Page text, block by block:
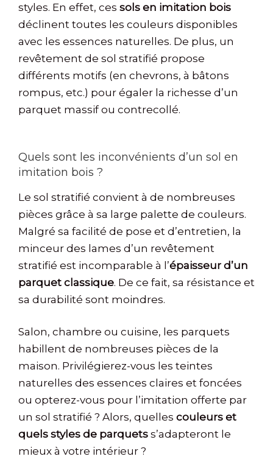
styles. En effet, ces sols en imitation bois
déclinent toutes les couleurs disponibles
avec les essences naturelles. De plus, un
revêtement de sol stratifié propose
différents motifs (en chevrons, à bâtons
rompus, etc.) pour égaler la richesse d’un
parquet massif ou contrecollé.
Quels sont les inconvénients d’un sol en
imitation bois ?
Le sol stratifié convient à de nombreuses
pièces grâce à sa large palette de couleurs.
Malgré sa facilité de pose et d’entretien, la
minceur des lames d’un revêtement
stratifié est incomparable à l’épaisseur d’un
parquet classique. De ce fait, sa résistance et
sa durabilité sont moindres.
Salon, chambre ou cuisine, les parquets
habillent de nombreuses pièces de la
maison. Privilégierez-vous les teintes
naturelles des essences claires et foncées
ou opterez-vous pour l’imitation offerte par
un sol stratifié ? Alors, quelles couleurs et
quels styles de parquets s’adapteront le
mieux à votre intérieur ?